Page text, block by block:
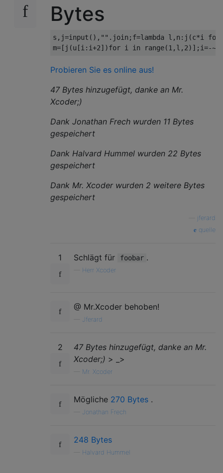
Bytes
s , j=input (), "" . join ; f=lambda l , n : j (c*i for
m=[ j (u [i : i+2])for i in range(1 , l , 2)]; i=-~
Probieren Sie es online aus!
47 Bytes hinzugefügt, danke an Mr.
Xcoder;)
Dank Jonathan Frech wurden 11 Bytes
gespeichert
Dank Halvard Hummel wurden 22 Bytes
gespeichert
Dank Mr. Xcoder wurden 2 weitere Bytes
gespeichert
jferard
quelle
1 Schlägt für foobar .
Herr Xcoder
@ Mr.Xcoder behoben!
Jferard
2
47 Bytes hinzugefügt, danke an Mr.
Xcoder;) > _>
Mr. Xcoder
Mögliche 270 Bytes .
Jonathan Frech
248 Bytes
Halvard Hummel